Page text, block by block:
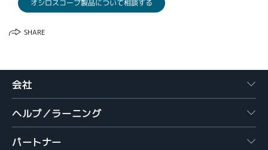
オシロスコープ製品について相談する
SHARE
会社
ヘルプ／ラーニング
パートナー